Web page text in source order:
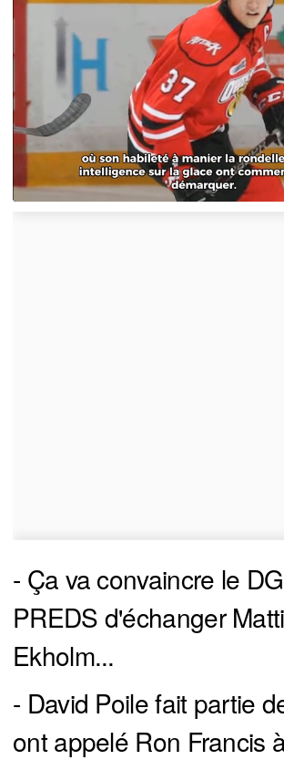
- Ça va convaincre le
PREDS d'échanger
Ekholm...
- David Poile fait partie
ont appelé Ron Francis